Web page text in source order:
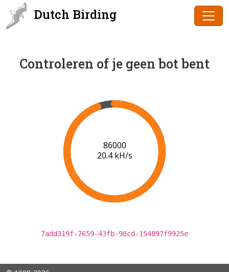
Dutch Birding
Controleren of je geen bot bent
88000
20.5 kH/s
7add319f-7659-43fb-98cd-154897f9925e